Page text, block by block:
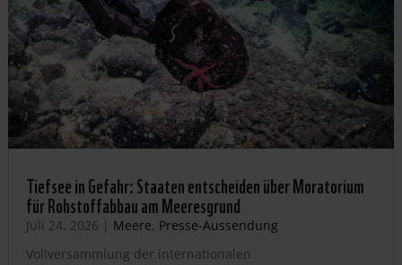
Tiefsee in Gefahr: Staaten entscheiden über Moratorium
für Rohstoffabbau am Meeresgrund
Juli 24, 2026 | Meere, Presse-Aussendung
Vollversammlung der internationalen